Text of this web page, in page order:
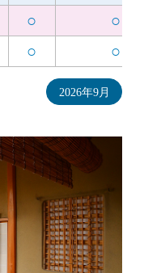
○ ○
○ ○
2026年9月